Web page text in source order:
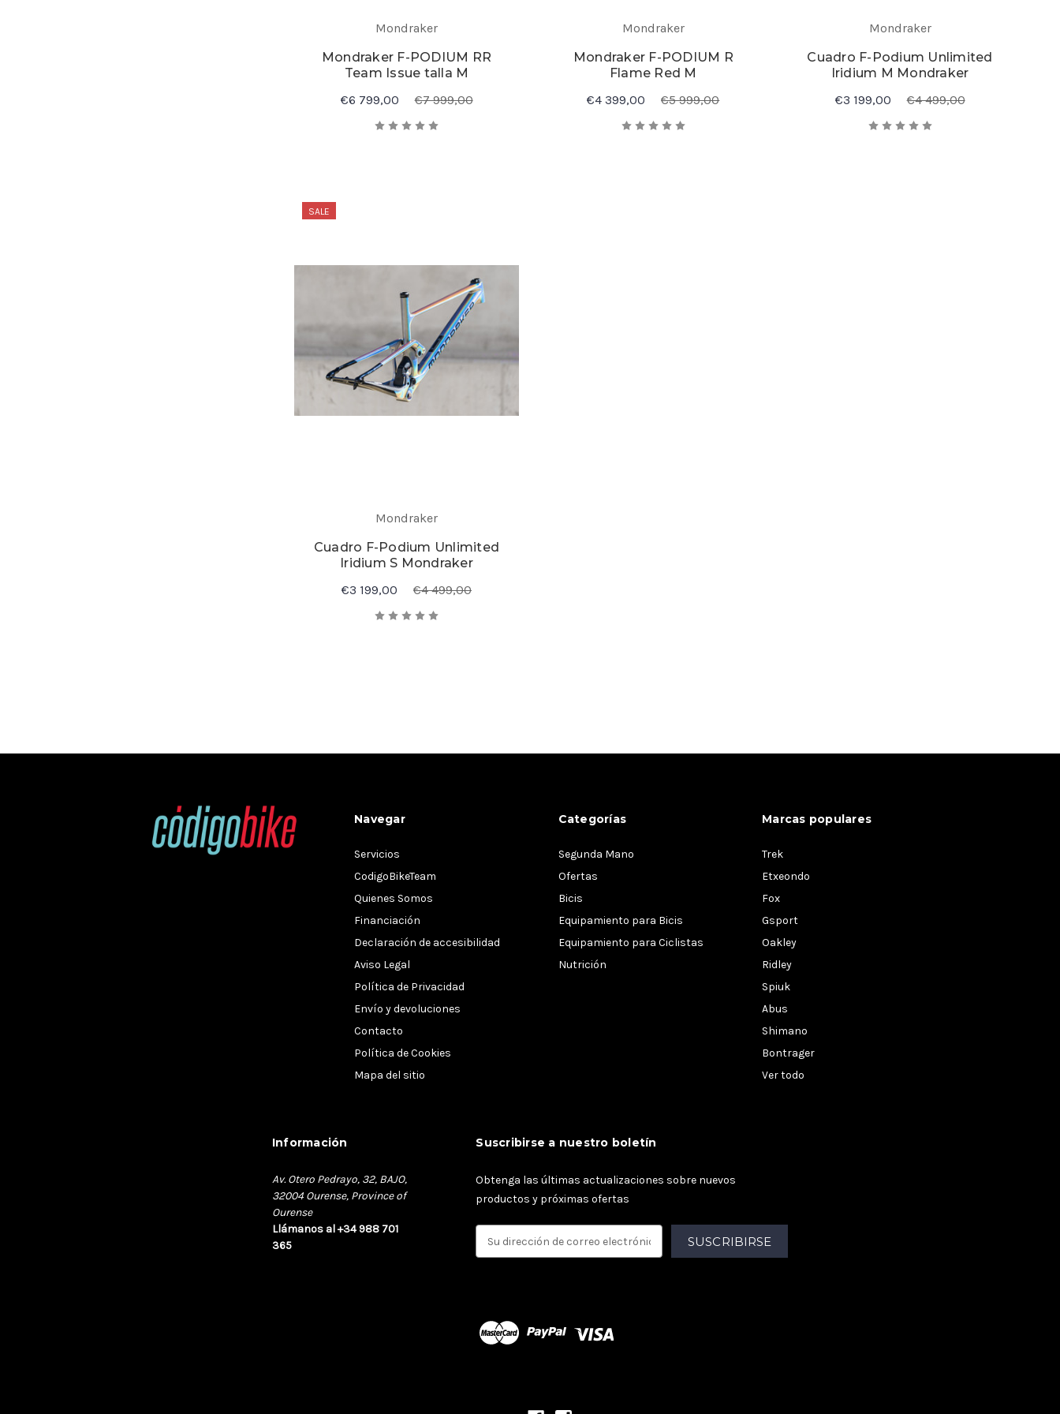
Mondraker
Mondraker F-PODIUM RR
Team Issue talla M
€6 799,00
€7 999,00
Mondraker
Mondraker F-PODIUM R
Flame Red M
€4 399,00
€5 999,00
Mondraker
Cuadro F-Podium Unlimited
Iridium M Mondraker
€3 199,00
€4 499,00
SALE
Mondraker
Cuadro F-Podium Unlimited
Iridium S Mondraker
€3 199,00
€4 499,00
Navegar
Servicios
CodigoBikeTeam
Quienes Somos
Financiación
Declaración de accesibilidad
Aviso Legal
Política de Privacidad
Envío y devoluciones
Contacto
Política de Cookies
Mapa del sitio
Categorías
Segunda Mano
Ofertas
Bicis
Equipamiento para Bicis
Equipamiento para Ciclistas
Nutrición
Marcas populares
Trek
Etxeondo
Fox
Gsport
Oakley
Ridley
Spiuk
Abus
Shimano
Bontrager
Ver todo
Información
Av. Otero Pedrayo, 32, BAJO,
32004 Ourense, Province of
Ourense
Llámanos al +34 988 701
365
Suscribirse a nuestro boletín
Obtenga las últimas actualizaciones sobre nuevos
productos y próximas ofertas